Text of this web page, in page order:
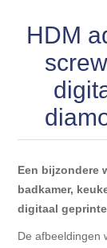
Blokhut
prachtige
SK Stemid
fineerparket
Luxe
Lijstwerk &
HDM
Een bijzondere
badkamer,
digitaal
De afbeeldingen